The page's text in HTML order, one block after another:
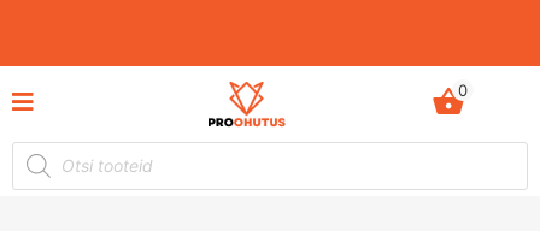
Ohutusjuhendid hetkel -50% soodustusega!
0